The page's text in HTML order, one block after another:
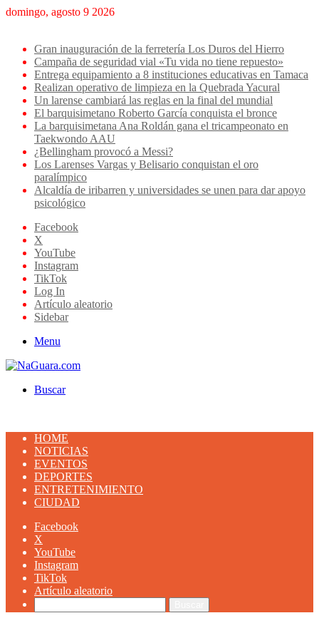
domingo, agosto 9 2026
Gran inauguración de la ferretería Los Duros del Hierro
Campaña de seguridad vial «Tu vida no tiene repuesto»
Entrega equipamiento a 8 instituciones educativas en Tamaca
Realizan operativo de limpieza en la Quebrada Yacural
Un larense cambiará las reglas en la final del mundial
El barquisimetano Roberto García conquista el bronce
La barquisimetana Ana Roldán gana el tricampeonato en
Taekwondo AAU
¿Bellingham provocó a Messi?
Los Larenses Vargas y Belisario conquistan el oro
paralímpico
Alcaldía de iribarren y universidades se unen para dar apoyo
psicológico
Facebook
X
YouTube
Instagram
TikTok
Log In
Artículo aleatorio
Sidebar
Menu
Buscar
HOME
NOTICIAS
EVENTOS
DEPORTES
ENTRETENIMIENTO
CIUDAD
Facebook
X
YouTube
Instagram
TikTok
Artículo aleatorio